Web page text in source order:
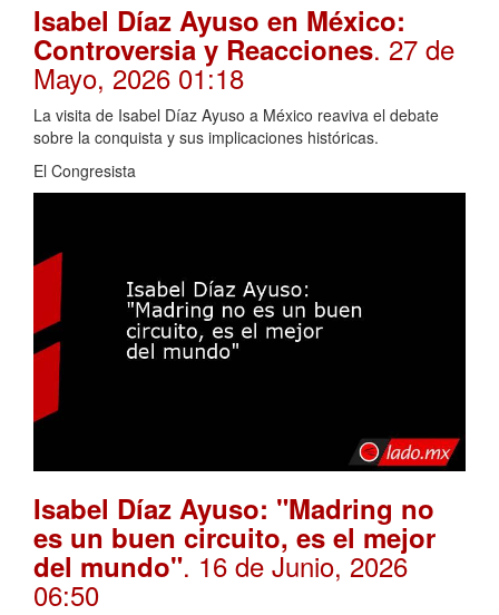
Isabel Díaz Ayuso en México:
Controversia y Reacciones. 27 de
Mayo, 2026 01:18
La visita de Isabel Díaz Ayuso a México reaviva el debate
sobre la conquista y sus implicaciones históricas.
El Congresista
Isabel Díaz Ayuso: "Madring no
es un buen circuito, es el mejor
del mundo". 16 de Junio, 2026
06:50